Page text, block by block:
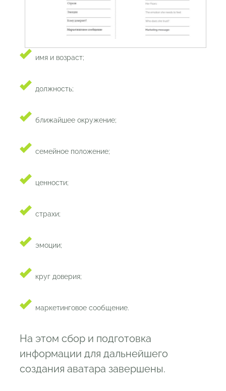
имя и возраст;
должность;
ближайшее окружение;
семейное положение;
ценности;
страхи;
эмоции;
круг доверия;
маркетинговое сообщение.
На этом сбор и подготовка
информации для дальнейшего
создания аватара завершены.